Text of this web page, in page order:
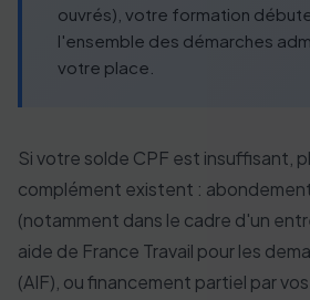
ouvrés), votre formation
l'ensemble des démarches
votre place.
Si votre solde CPF est insuffisant,
complément existent :
(notamment dans le cadre d'un
aide de France Travail pour les
(AIF), ou financement partiel par